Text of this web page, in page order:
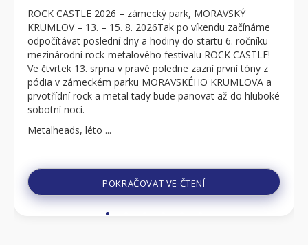
ROCK CASTLE 2026 – zámecký park, MORAVSKÝ
KRUMLOV – 13. – 15. 8. 2026Tak po víkendu začínáme
odpočítávat poslední dny a hodiny do startu 6. ročníku
mezinárodní rock-metalového festivalu ROCK CASTLE!
Ve čtvrtek 13. srpna v pravé poledne zazní první tóny z
pódia v zámeckém parku MORAVSKÉHO KRUMLOVA a
prvotřídní rock a metal tady bude panovat až do hluboké
sobotní noci.
Metalheads, léto ...
POKRAČOVAT VE ČTENÍ